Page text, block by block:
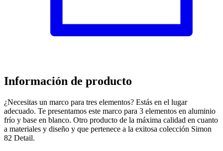
Información de producto
¿Necesitas un marco para tres elementos? Estás en el lugar
adecuado. Te presentamos este marco para 3 elementos en aluminio
frío y base en blanco. Otro producto de la máxima calidad en cuanto
a materiales y diseño y que pertenece a la exitosa colección Simon
82 Detail.